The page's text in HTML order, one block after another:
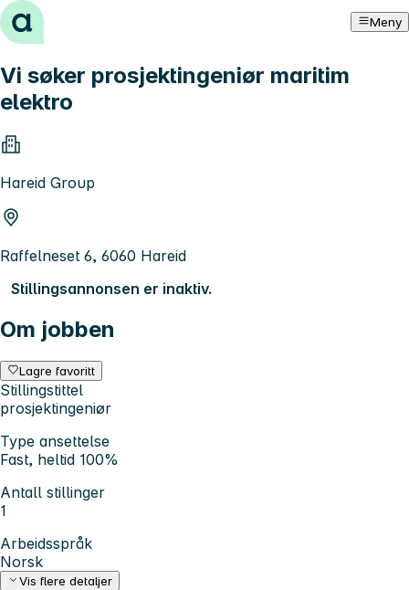
Hopp til innhold Meny
Vi søker prosjektingeniør maritim
elektro
Hareid Group
Raffelneset 6, 6060 Hareid
Stillingsannonsen er inaktiv.
Om jobben
Lagre favoritt
Stillingstittel
prosjektingeniør
Type ansettelse
Fast, heltid 100%
Antall stillinger
1
Arbeidsspråk
Norsk
Vis flere detaljer